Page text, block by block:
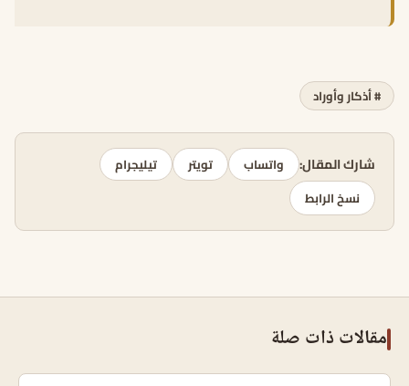
# أذكار وأوراد
شارك المقال: واتساب تويتر
تيليجرام
نسخ الرابط
مقالات ذات صلة